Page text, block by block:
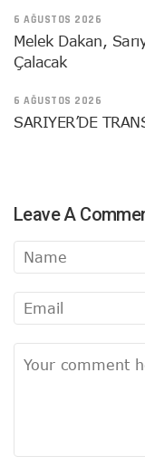
6 AĞUSTOS 2026
Melek Dakan,
Çalacak
6 AĞUSTOS 2026
SARIYER’DE
Leave A